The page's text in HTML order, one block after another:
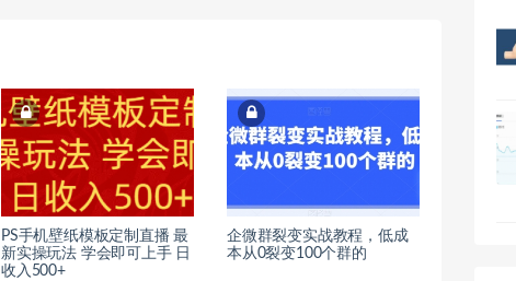
PS手机壁纸模板定制直播 最
新实操玩法 学会即可上手 日
收入500+
企微群裂变实战教程，低成
本从0裂变100个群的